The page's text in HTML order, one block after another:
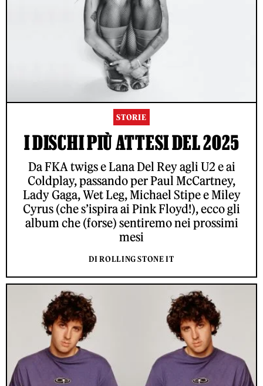
STORIE
I DISCHI PIÙ ATTESI DEL 2025
Da FKA twigs e Lana Del Rey agli U2 e ai
Coldplay, passando per Paul McCartney,
Lady Gaga, Wet Leg, Michael Stipe e Miley
Cyrus (che s’ispira ai Pink Floyd!), ecco gli
album che (forse) sentiremo nei prossimi
mesi
DI ROLLING STONE IT